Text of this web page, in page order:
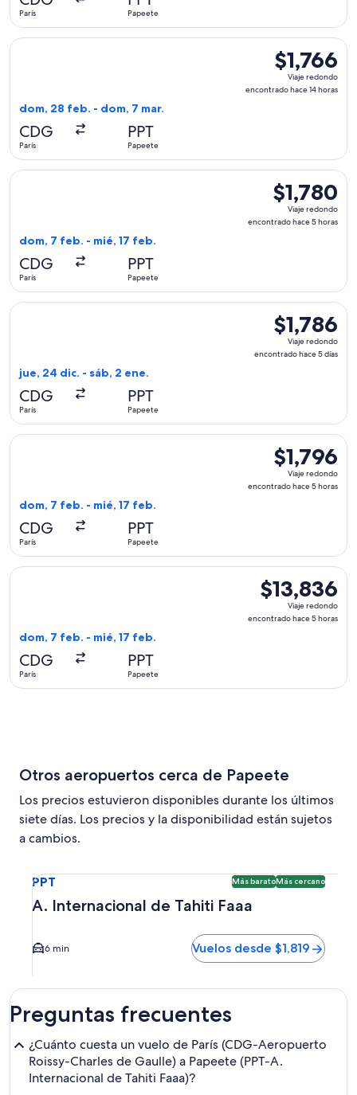
París Papeete
$1,766
Viaje
redondo,
$1,766
Viaje redondo
encontrado hace 14 horas
dom, 28 feb. - dom, 7 mar.
CDG
París
PPT
Papeete
Seleccionar vuelo de Air France, con salida el dom, 28 feb.
$1,780
Viaje
redondo,
$1,780
Viaje redondo
encontrado hace 5 horas
dom, 7 feb. - mié, 17 feb.
CDG
París
PPT
Papeete
Seleccionar vuelo de Air France, con salida el dom, 7 feb.
$1,786
Viaje
redondo,
$1,786
Viaje redondo
encontrado hace 5 días
jue, 24 dic. - sáb, 2 ene.
CDG
París
PPT
Papeete
Seleccionar vuelo de Air Tahiti Nui, con salida el jue, 24
$1,796
Viaje
redondo,
$1,796
Viaje redondo
encontrado hace 5 horas
dom, 7 feb. - mié, 17 feb.
CDG
París
PPT
Papeete
Seleccionar vuelo de KLM, con salida el dom, 7 feb. desde
$13,836
Viaje
redondo,
$13,836
Viaje redondo
encontrado hace 5 horas
dom, 7 feb. - mié, 17 feb.
CDG
París
PPT
Papeete
Seleccionar vuelo de American Airlines, con salida el dom,
Otros aeropuertos cerca de Papeete
Los precios estuvieron disponibles durante los últimos
siete días. Los precios y la disponibilidad están sujetos
a cambios.
PPT Más baratoMás cercano
A. Internacional de Tahiti Faaa
6 min Vuelos desde $1,819
Preguntas frecuentes
¿Cuánto cuesta un vuelo de París (CDG-Aeropuerto
Roissy-Charles de Gaulle) a Papeete (PPT-A.
Internacional de Tahiti Faaa)?